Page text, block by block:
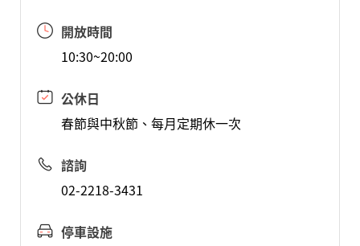
開放時間
10:30~20:00
公休日
春節與中秋節、每月定期休一次
諮詢
02-2218-3431
停車設施